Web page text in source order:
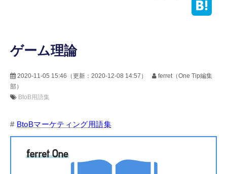
ゲーム理論
2020-11-05 15:46 （更新： 2020-12-08 14:57 ）
ferret（One Tip編集
部）
BtoB用語集
# BtoBマーケティング用語集